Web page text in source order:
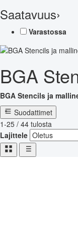
Saatavuus›
Varastossa
BGA
BGA Stencils ja
Suodattimet
1-25 / 44 tulosta
Lajittele